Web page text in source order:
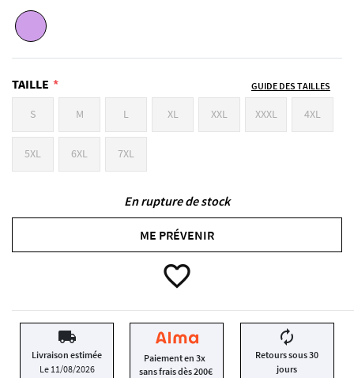
TAILLE GUIDE DES TAILLES
S M L XL XXL XXXL 4XL
5XL 6XL 7XL
En rupture de stock
ME PRÉVENIR
favorite_border
local_shipping
Livraison estimée
Le 11/08/2026
Paiement en 3x
sans frais dès 200€
autorenew
Retours sous 30
jours